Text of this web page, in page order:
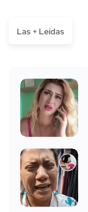
Las + Leídas